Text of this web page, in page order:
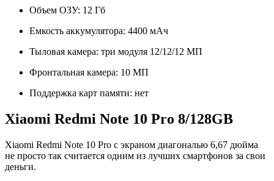
Объем ОЗУ: 12 Гб
Емкость аккумулятора: 4400 мАч
Тыловая камера: три модуля 12/12/12 МП
Фронтальная камера: 10 МП
Поддержка карт памяти: нет
Xiaomi Redmi Note 10 Pro 8/128GB
Xiaomi Redmi Note 10 Pro с экраном диагональю 6,67 дюйма
не просто так считается одним из лучших смартфонов за свои
деньги.